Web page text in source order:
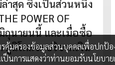
าสุด ซึ่งเป็นส่วนหนึ่ง
POWER OF
ถุนายนนี้ และเมื่อซื้อ
นิโคล่จะบริจาคเงิน
รคุ้มครองข้อมูลส่วนบุคคลเพื่อปก
ป็นการแสดงว่าท่านยอมรับนโยบา